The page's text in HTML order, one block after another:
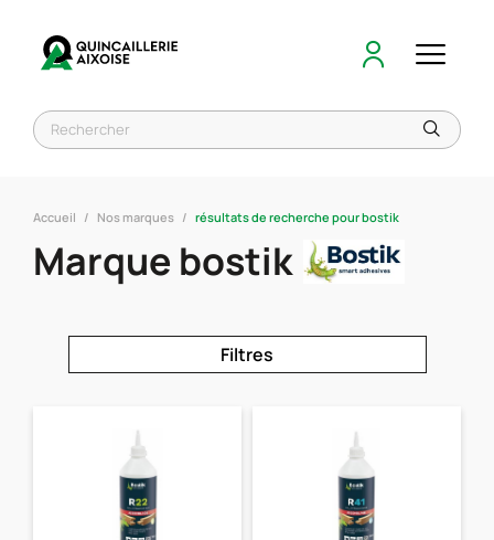
Accueil Nos marques résultats de recherche pour bostik
Marque bostik
Filtres